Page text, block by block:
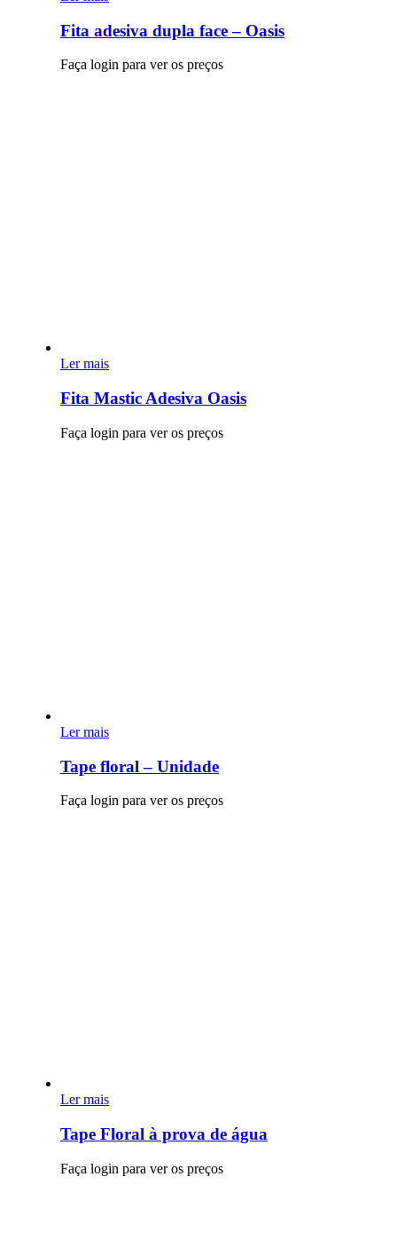
Fita adesiva dupla face – Oasis
Faça login para ver os preços
Ler mais
Fita Mastic Adesiva Oasis
Faça login para ver os preços
Ler mais
Tape floral – Unidade
Faça login para ver os preços
Ler mais
Tape Floral à prova de água
Faça login para ver os preços